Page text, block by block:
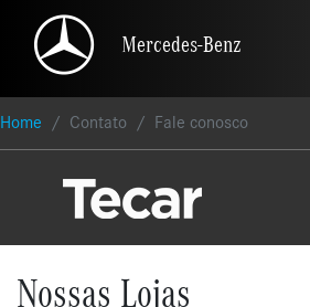
Mercedes-Benz
Home Contato Fale conosco
Nossas Lojas
Mercedes-Benz